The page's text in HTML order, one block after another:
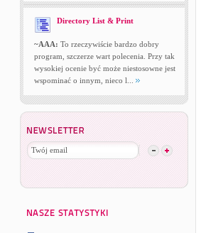
Directory List & Print
~AAA: To rzeczywiście bardzo dobry
program, szczerze wart polecenia. Przy tak
wysokiej ocenie być może niestosowne jest
wspominać o innym, nieco l...